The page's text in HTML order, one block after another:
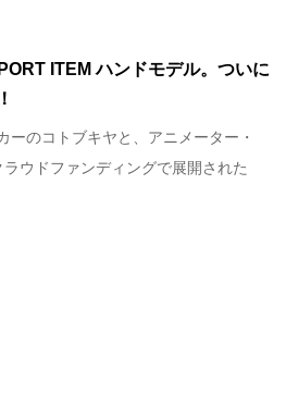
ITEM ハンドモデル。ついに
ーのコトブキヤと、アニメーター・
ウドファンディングで展開された